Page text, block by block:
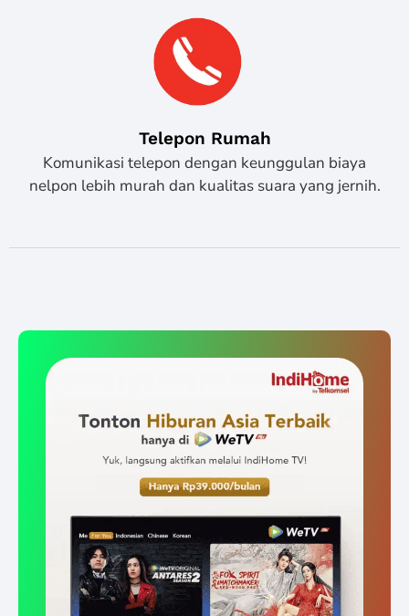
Telepon Rumah
Komunikasi telepon dengan keunggulan biaya
nelpon lebih murah dan kualitas suara yang jernih.